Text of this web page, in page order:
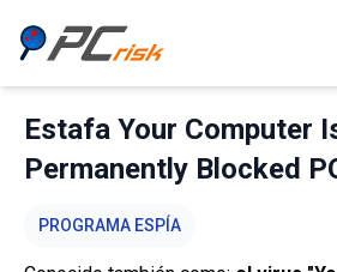
Estafa Your Computer
Permanently Blocked
PROGRAMA ESPÍA